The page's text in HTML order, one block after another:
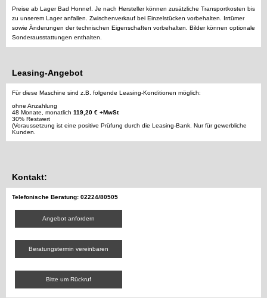
Preise ab Lager Bad Honnef. Je nach Hersteller können zusätzliche Transportkosten bis
zu unserem Lager anfallen. Zwischenverkauf bei Einzelstücken vorbehalten. Irrtümer
sowie Änderungen der technischen Eigenschaften vorbehalten. Bilder können optionale
Sonderausstattungen enthalten.
Leasing-Angebot
Für diese Maschine sind z.B. folgende Leasing-Konditionen möglich:
ohne Anzahlung
48 Monate, monatlich 119,20 € +MwSt
30% Restwert
(Voraussetzung ist eine positive Prüfung durch die Leasing-Bank. Nur für gewerbliche
Kunden.
Kontakt:
Telefonische Beratung: 02224/80505
Angebot anfordern
Beratungstermin vereinbaren
Bitte um Rückruf